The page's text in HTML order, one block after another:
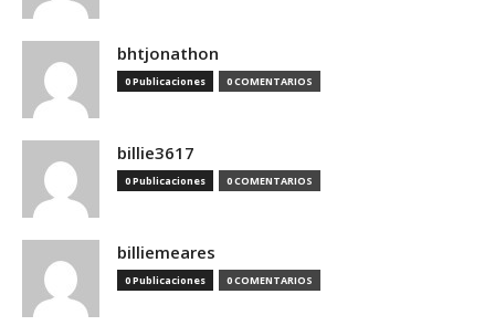
bhtjonathon
0 Publicaciones 0 COMENTARIOS
billie3617
0 Publicaciones 0 COMENTARIOS
billiemeares
0 Publicaciones 0 COMENTARIOS